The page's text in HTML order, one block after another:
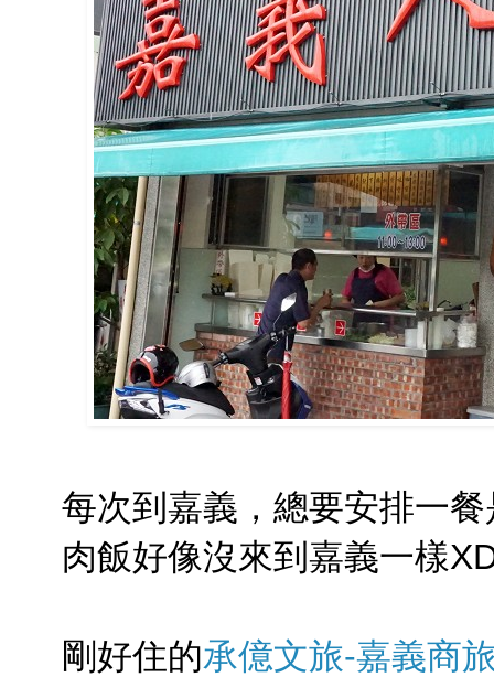
每次到嘉義，總要安排一
肉飯好像沒來到嘉義一樣
剛好住的承億文旅-嘉義商